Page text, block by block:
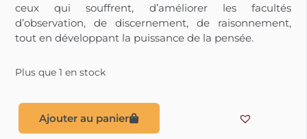
ceux qui souffrent, d’améliorer les facultés
d’observation, de discernement, de raisonnement,
tout en développant la puissance de la pensée.
Plus que 1 en stock
Ajouter au panier